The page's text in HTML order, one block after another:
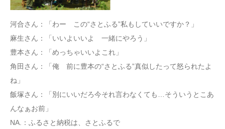
河合さん：「わー この“さとふる”私もしていいですか？」
麻生さん：「いいよいいよ 一緒にやろう」
豊本さん：「めっちゃいいよこれ」
角田さん：「俺 前に豊本の“さとふる”真似したって怒られたよ
ね」
飯塚さん：「別にいいだろ今それ⾔わなくても…そういうとこあ
んなぁお前」
NA.：ふるさと納税は、さとふるで